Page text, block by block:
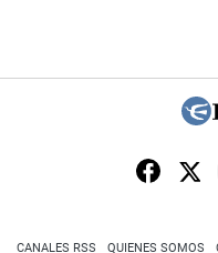
CANALES RSS QUIENES SOMOS